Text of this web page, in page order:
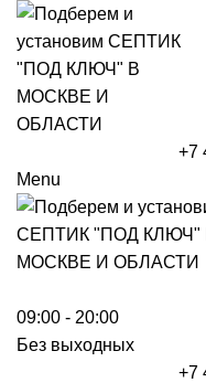
+7
Menu
09:00 - 20:00
Без выходных
+7